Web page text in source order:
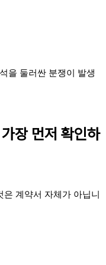
을 둘러싼 분쟁이 발생
장 먼저 확인하
계약서 자체가 아닙니